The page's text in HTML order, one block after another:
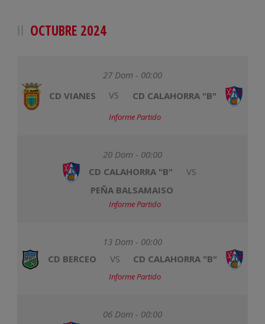
OCTUBRE 2024
27 Dom - 00:00
CD VIANES
VS CD CALAHORRA "B"
Informe Partido
20 Dom - 00:00
CD CALAHORRA "B"
VS
PEÑA BALSAMAISO
Informe Partido
13 Dom - 00:00
CD BERCEO
VS CD CALAHORRA "B"
Informe Partido
06 Dom - 00:00